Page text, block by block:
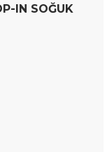
IN SOĞUK